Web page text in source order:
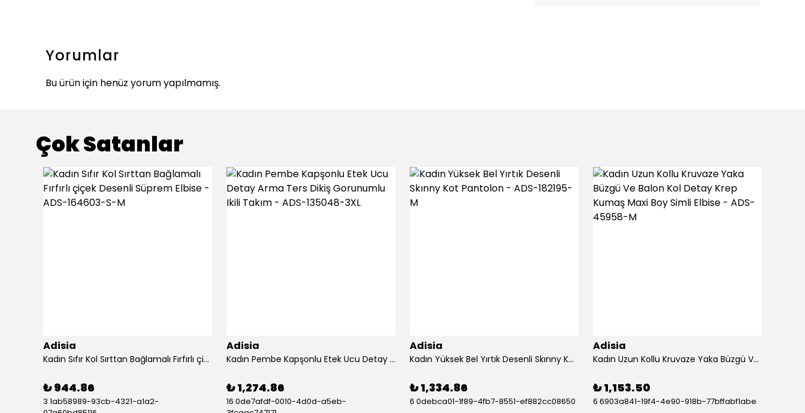
Yorumlar
Bu ürün için henüz yorum yapılmamış.
Çok Satanlar
Adisia
Kadın Sıfır Kol Sırttan Bağlamalı Fırfırlı çiçek Desenli Süprem Elbise - ADS-164603-S-M
₺ 944.86
3 1ab58989-93cb-4321-a1a2-
Adisia
Kadın Pembe Kapşonlu Etek Ucu Detay Arma Ters Dikiş Gorunumlu Ikili Takım - ADS-135048-3XL
₺ 1,274.86
16 0de7afdf-0010-4d0d-a5eb-
Adisia
Kadın Yüksek Bel Yırtık Desenli Skınny Kot Pantolon - ADS-182195-M
₺ 1,334.86
6 0debca01-1f89-4fb7-8551-ef882cc08650
Adisia
Kadın Uzun Kollu Kruvaze Yaka Büzgü Ve Balon Kol Detay Krep Kumaş Maxi Boy Simli Elbise - ADS-45958-M
₺ 1,153.50
6 6903a841-19f4-4e90-918b-77bffabf1abe